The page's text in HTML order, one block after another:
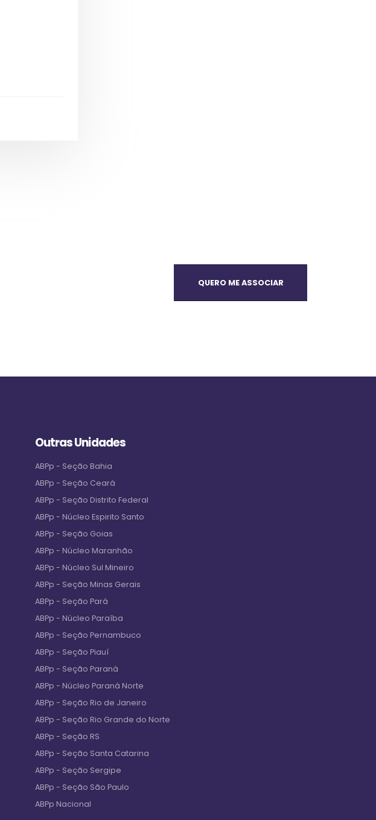
QUERO ME ASSOCIAR
Outras Unidades
ABPp - Seção Bahia
ABPp - Seção Ceará
ABPp - Seção Distrito Federal
ABPp - Núcleo Espirito Santo
ABPp - Seção Goias
ABPp - Núcleo Maranhão
ABPp - Núcleo Sul Mineiro
ABPp - Seção Minas Gerais
ABPp - Seção Pará
ABPp - Núcleo Paraíba
ABPp - Seção Pernambuco
ABPp - Seção Piauí
ABPp - Seção Paraná
ABPp - Núcleo Paraná Norte
ABPp - Seção Rio de Janeiro
ABPp - Seção Rio Grande do Norte
ABPp - Seção RS
ABPp - Seção Santa Catarina
ABPp - Seção Sergipe
ABPp - Seção São Paulo
ABPp Nacional